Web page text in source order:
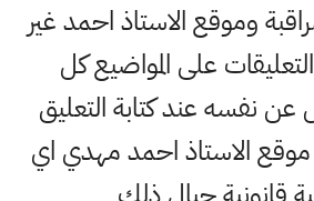
وموقع الاستاذ احمد غير
على المواضيع كل
عند كتابة التعليق
الاستاذ احمد مهدي اي